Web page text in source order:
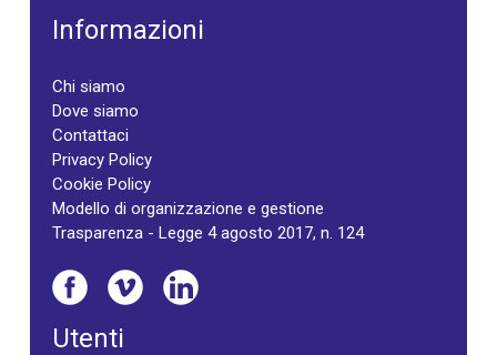
Informazioni
Chi siamo
Dove siamo
Contattaci
Privacy Policy
Cookie Policy
Modello di organizzazione e gestione
Trasparenza - Legge 4 agosto 2017, n. 124
Utenti